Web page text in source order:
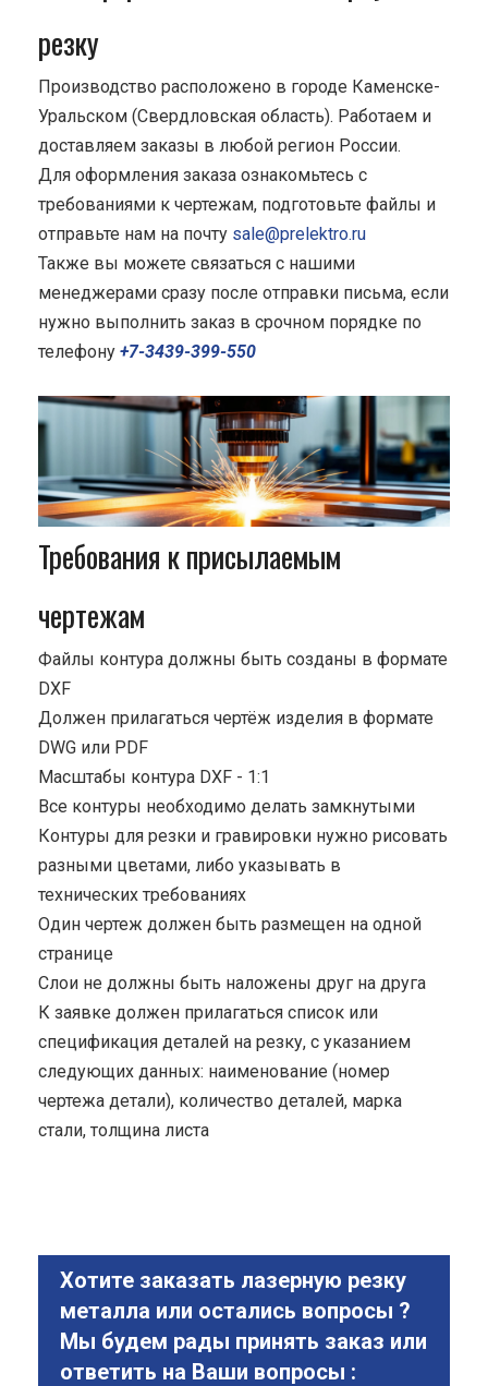
резку
Производство расположено в городе Каменске-
Уральском (Свердловская область). Работаем и
доставляем заказы в любой регион России.
Для оформления заказа ознакомьтесь с
требованиями к чертежам, подготовьте файлы и
отправьте нам на почту sale@prelektro.ru
Также вы можете связаться с нашими
менеджерами сразу после отправки письма, если
нужно выполнить заказ в срочном порядке по
телефону +7-3439-399-550
Требования к присылаемым
чертежам
Файлы контура должны быть созданы в формате
DXF
Должен прилагаться чертёж изделия в формате
DWG или PDF
Масштабы контура DXF - 1:1
Все контуры необходимо делать замкнутыми
Контуры для резки и гравировки нужно рисовать
разными цветами, либо указывать в
технических требованиях
Один чертеж должен быть размещен на одной
странице
Cлои не должны быть наложены друг на друга
К заявке должен прилагаться список или
спецификация деталей на резку, с указанием
следующих данных: наименование (номер
чертежа детали), количество деталей, марка
стали, толщина листа
Хотите заказать лазерную резку
металла или остались вопросы ?
Мы будем рады принять заказ или
ответить на Ваши вопросы :